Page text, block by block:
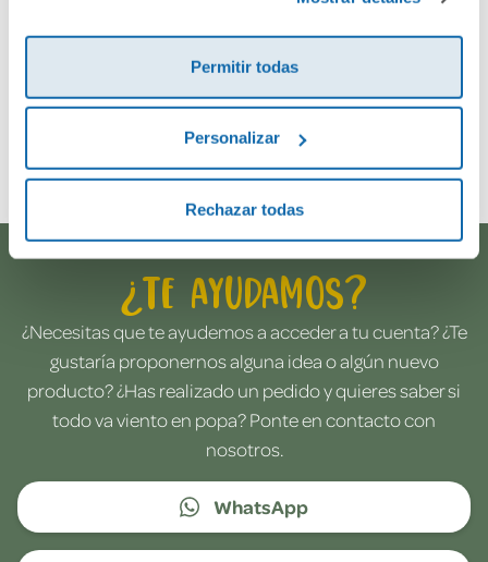
Permitir todas
Personalizar
Rechazar todas
Envía tu opinión
¿Te ayudamos?
¿Necesitas que te ayudemos a acceder a tu cuenta? ¿Te
gustaría proponernos alguna idea o algún nuevo
producto? ¿Has realizado un pedido y quieres saber si
todo va viento en popa? Ponte en contacto con
nosotros.
WhatsApp